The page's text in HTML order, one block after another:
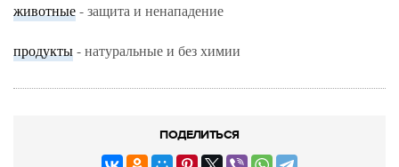
животные- защита и ненападение
продукты- натуральные и без химии
ПОДЕЛИТЬСЯ